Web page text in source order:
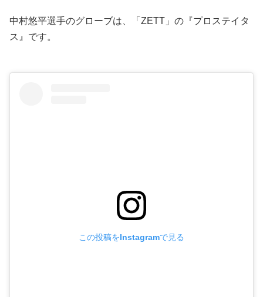
中村悠平選手のグローブは、「ZETT」の『プロステイタ
ス』です。
この投稿をInstagramで見る